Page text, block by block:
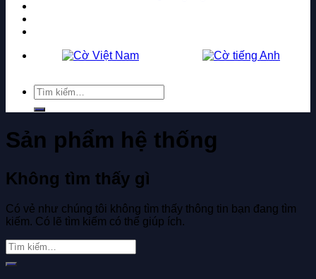
Tìm
kiếm:
Sản phẩm hệ thống
Không tìm thấy gì
Có vẻ như chúng tôi không tìm thấy thông tin bạn đang tìm
kiếm. Có lẽ tìm kiếm có thể giúp ích.